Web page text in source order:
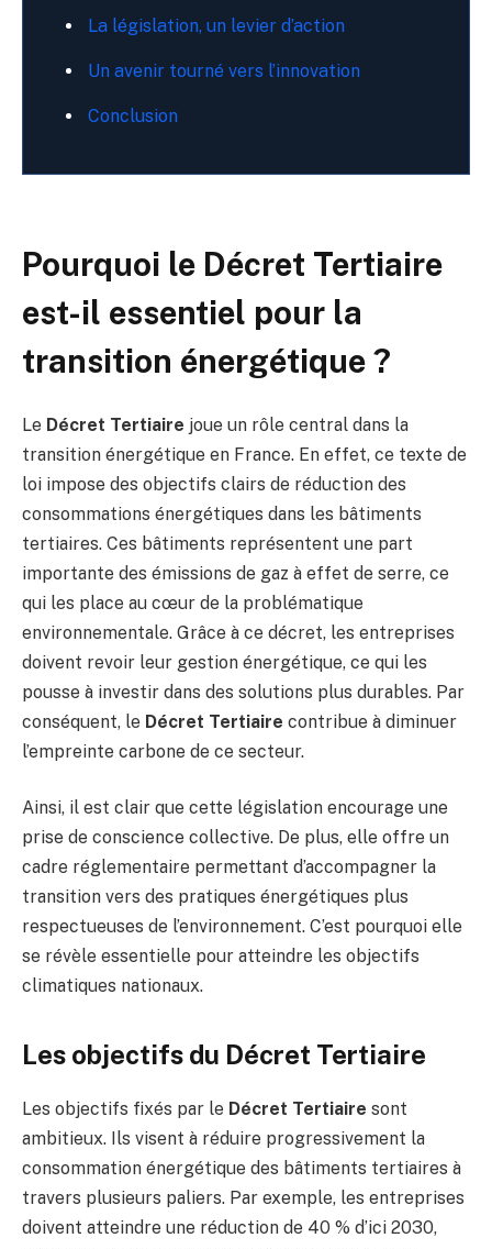
La législation, un levier d’action
Un avenir tourné vers l’innovation
Conclusion
Pourquoi le Décret Tertiaire
est-il essentiel pour la
transition énergétique ?
Le Décret Tertiaire joue un rôle central dans la
transition énergétique en France. En effet, ce texte de
loi impose des objectifs clairs de réduction des
consommations énergétiques dans les bâtiments
tertiaires. Ces bâtiments représentent une part
importante des émissions de gaz à effet de serre, ce
qui les place au cœur de la problématique
environnementale. Grâce à ce décret, les entreprises
doivent revoir leur gestion énergétique, ce qui les
pousse à investir dans des solutions plus durables. Par
conséquent, le Décret Tertiaire contribue à diminuer
l’empreinte carbone de ce secteur.
Ainsi, il est clair que cette législation encourage une
prise de conscience collective. De plus, elle offre un
cadre réglementaire permettant d’accompagner la
transition vers des pratiques énergétiques plus
respectueuses de l’environnement. C’est pourquoi elle
se révèle essentielle pour atteindre les objectifs
climatiques nationaux.
Les objectifs du Décret Tertiaire
Les objectifs fixés par le Décret Tertiaire sont
ambitieux. Ils visent à réduire progressivement la
consommation énergétique des bâtiments tertiaires à
travers plusieurs paliers. Par exemple, les entreprises
doivent atteindre une réduction de 40 % d’ici 2030,